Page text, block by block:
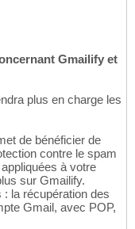
Gmailify et
plus en charge les
de bénéficier de
contre le spam
à votre
sur Gmailify.
la récupération des
Gmail, avec POP,